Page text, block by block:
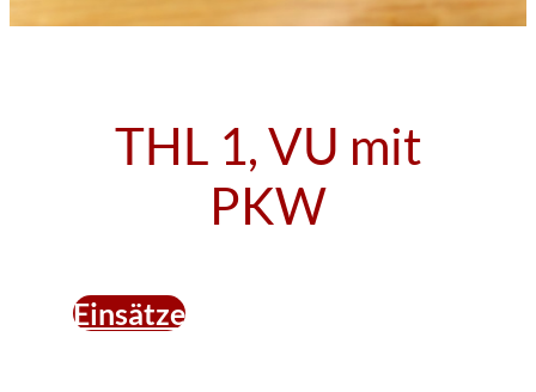
THL 1, VU mit
PKW
Einsätze